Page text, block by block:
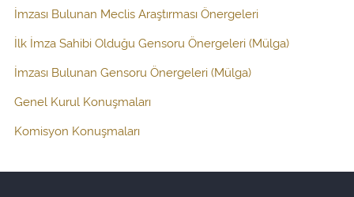
İmzası Bulunan Meclis Araştırması Önergeleri
İlk İmza Sahibi Olduğu Gensoru Önergeleri (Mülga)
İmzası Bulunan Gensoru Önergeleri (Mülga)
Genel Kurul Konuşmaları
Komisyon Konuşmaları